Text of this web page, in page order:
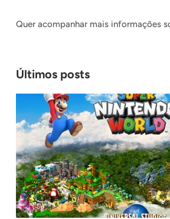
Quer acompanhar mais informações
Últimos posts